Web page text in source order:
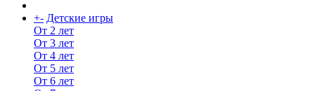
+- Детские игры
От 2 лет
От 3 лет
От 4 лет
От 5 лет
От 6 лет